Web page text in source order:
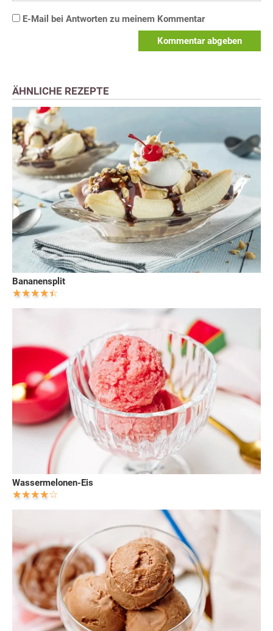
E-Mail bei Antworten zu meinem Kommentar
Kommentar abgeben
ÄHNLICHE REZEPTE
Bananensplit
Wassermelonen-Eis